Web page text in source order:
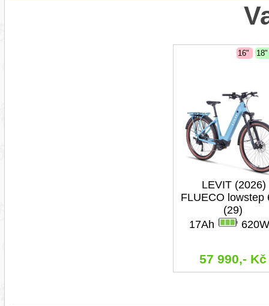
16"
LEVIT (2026)
FLUECO lowstep
(29)
17Ah
57 990,- Kč